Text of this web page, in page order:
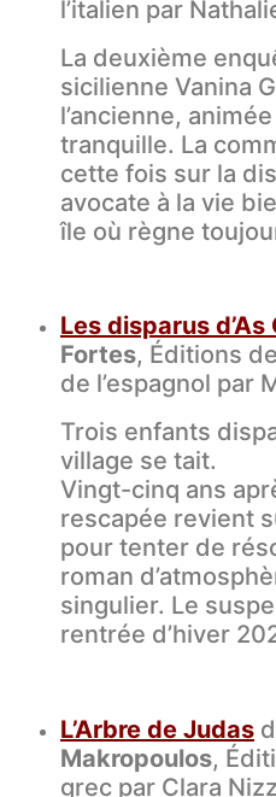
l’italien par
La deuxième
sicilienne Vanina
l’ancienne,
tranquille. La
cette fois sur la
avocate à la vie
île où règne
Les disparus d’As
Fortes, Éditions
de l’espagnol par
Trois enfants
village se tait.
Vingt-cinq ans
rescapée revient
pour tenter de
roman
singulier. Le
rentrée d’hiver
L’Arbre de Judas
Makropoulos,
grec par Clara